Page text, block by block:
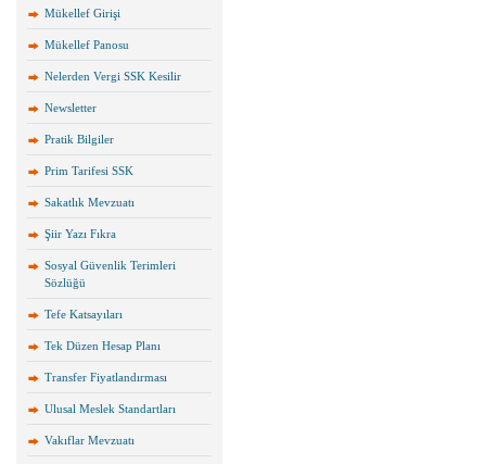
Mükellef Girişi
Mükellef Panosu
Nelerden Vergi SSK Kesilir
Newsletter
Pratik Bilgiler
Prim Tarifesi SSK
Sakatlık Mevzuatı
Şiir Yazı Fıkra
Sosyal Güvenlik Terimleri
Sözlüğü
Tefe Katsayıları
Tek Düzen Hesap Planı
Transfer Fiyatlandırması
Ulusal Meslek Standartları
Vakıflar Mevzuatı